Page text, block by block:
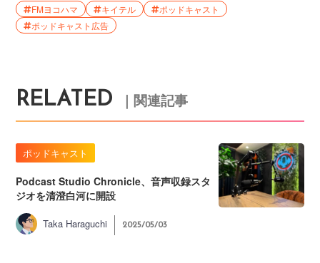
FMヨコハマ キイテル
ポッドキャスト
ポッドキャスト広告
RELATED ｜関連記事
ポッドキャスト
Podcast Studio Chronicle、音声収録スタ
ジオを清澄白河に開設
Taka Haraguchi 2025/05/03